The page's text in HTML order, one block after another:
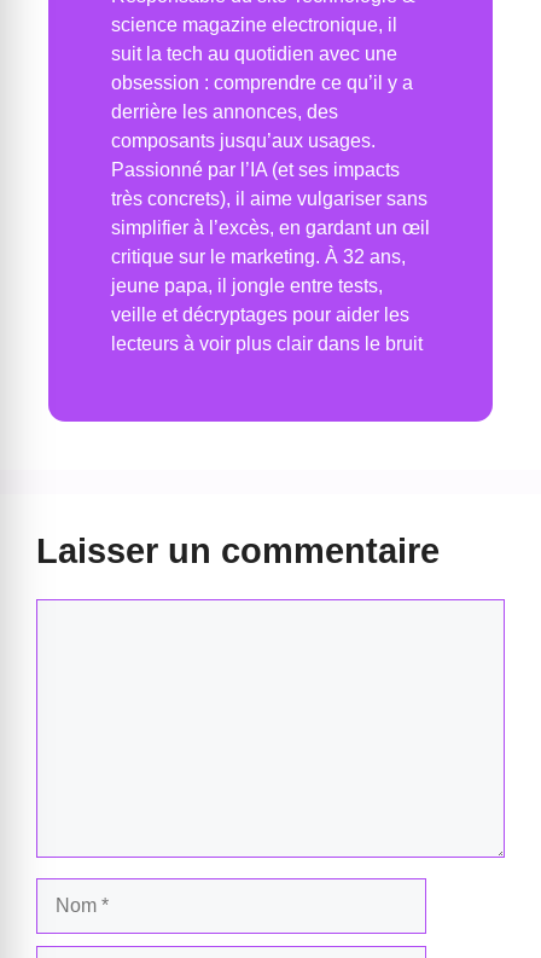
science magazine electronique, il
suit la tech au quotidien avec une
obsession : comprendre ce qu’il y a
derrière les annonces, des
composants jusqu’aux usages.
Passionné par l’IA (et ses impacts
très concrets), il aime vulgariser sans
simplifier à l’excès, en gardant un œil
critique sur le marketing. À 32 ans,
jeune papa, il jongle entre tests,
veille et décryptages pour aider les
lecteurs à voir plus clair dans le bruit
Laisser un commentaire